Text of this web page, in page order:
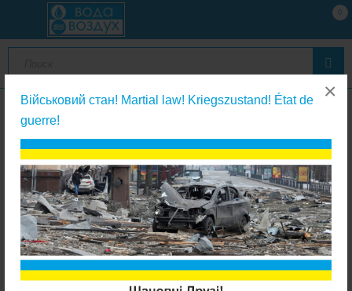
Військовий стан! Martial law! Kriegszustand! État de
guerre!
×
0
Помпы к обратному осмосу и запасные части к ним
Kaplya KP-P 6005-S помпа к обратному осмосу (комплект)